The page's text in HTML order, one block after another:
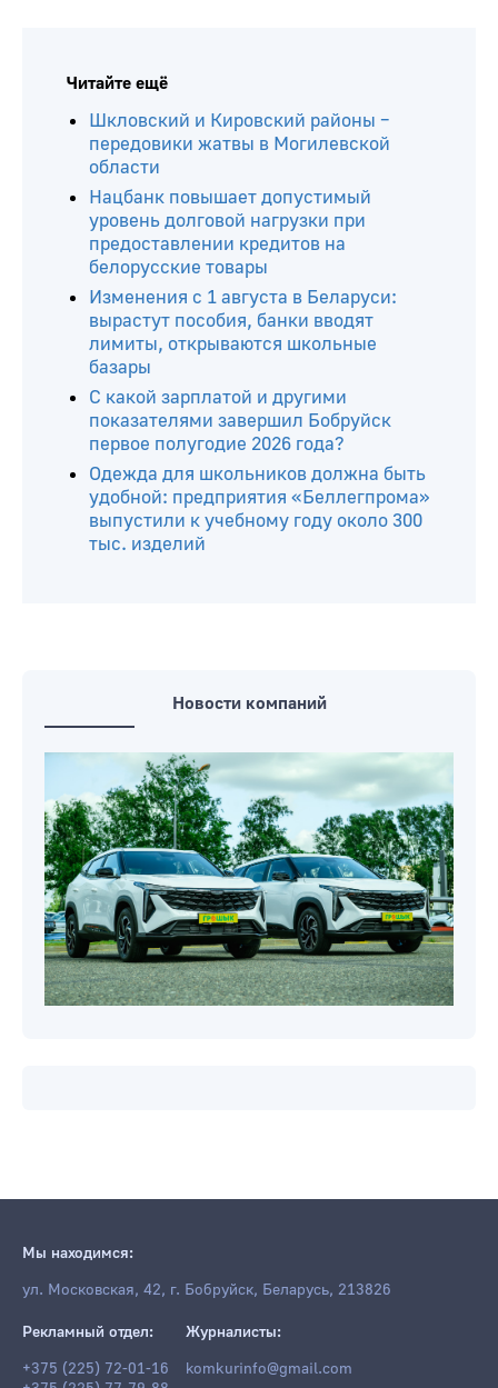
Читайте ещё
Шкловский и Кировский районы –
передовики жатвы в Могилевской
области
Нацбанк повышает допустимый
уровень долговой нагрузки при
предоставлении кредитов на
белорусские товары
Изменения с 1 августа в Беларуси:
вырастут пособия, банки вводят
лимиты, открываются школьные
базары
С какой зарплатой и другими
показателями завершил Бобруйск
первое полугодие 2026 года?
Одежда для школьников должна быть
удобной: предприятия «Беллегпрома»
выпустили к учебному году около 300
тыс. изделий
Новости компаний
Мы находимся:
ул. Московская, 42, г. Бобруйск, Беларусь, 213826
Рекламный отдел:
+375 (225) 72-01-16
Журналисты:
komkurinfo@gmail.com